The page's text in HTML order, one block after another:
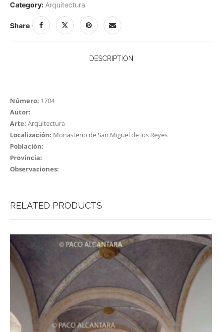
Category: Arquitectura
Share
DESCRIPTION
Número: 1704
Autor:
Arte: Arquitectura
Localización: Monasterio de San Miguel de los Reyes
Población:
Provincia:
Observaciones:
RELATED PRODUCTS